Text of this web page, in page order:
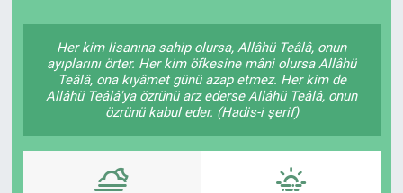
Her kim lisanına sahip olursa, Allâhü Teâlâ, onun
ayıplarını örter. Her kim öfkesine mâni olursa Allâhü
Teâlâ, ona kıyâmet günü azap etmez. Her kim de
Allâhü Teâlâ'ya özrünü arz ederse Allâhü Teâlâ, onun
özrünü kabul eder. (Hadis-i şerif)